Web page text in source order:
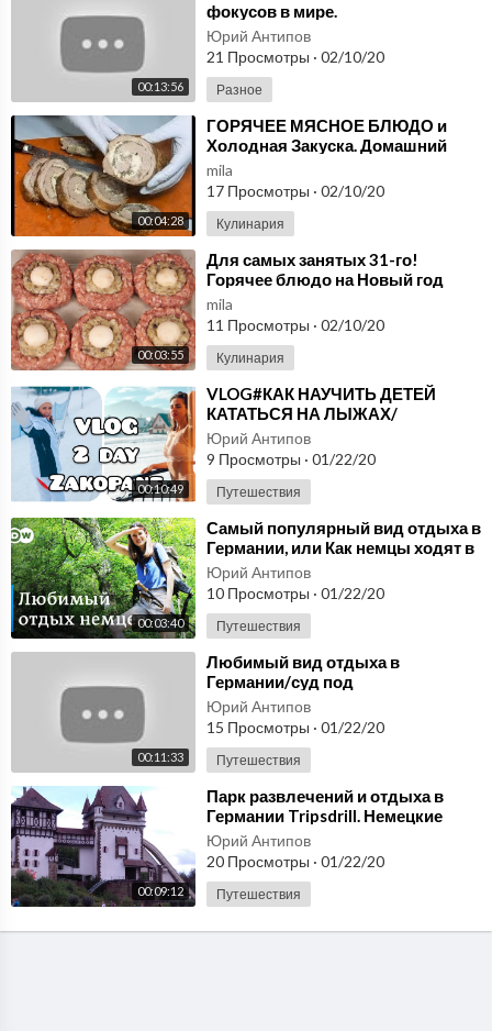
00:13:56
фокусов в мире.
Юрий Антипов
21 Просмотры · 02/10/20
Разное
00:04:28
⁣ГОРЯЧЕЕ МЯСНОЕ БЛЮДО и
Холодная Закуска. Домашний
рецепт для Самых Близких
mila
17 Просмотры · 02/10/20
Кулинария
00:03:55
⁣Для самых занятых 31-го!
Горячее блюдо на Новый год
2020! Мясные ватрушки с
необычной начинкой!
mila
11 Просмотры · 02/10/20
Кулинария
00:10:49
⁣VLOG#КАК НАУЧИТЬ ДЕТЕЙ
КАТАТЬСЯ НА ЛЫЖАХ/
ЗАКОПАНЕ 2020/ВЛОГ 2 С
ЗИМНЕГО ОТДЫХА. Запорожская
Анна
Юрий Антипов
9 Просмотры · 01/22/20
Путешествия
00:03:40
⁣Самый популярный вид отдыха в
Германии, или Как немцы ходят в
походы
Юрий Антипов
10 Просмотры · 01/22/20
Путешествия
00:11:33
⁣Любимый вид отдыха в
Германии/суд под
липой/Wanderwege
Юрий Антипов
15 Просмотры · 01/22/20
Путешествия
00:09:12
⁣Парк развлечений и отдыха в
Германии Tripsdrill. Немецкие
аттракционы.
Юрий Антипов
20 Просмотры · 01/22/20
Путешествия